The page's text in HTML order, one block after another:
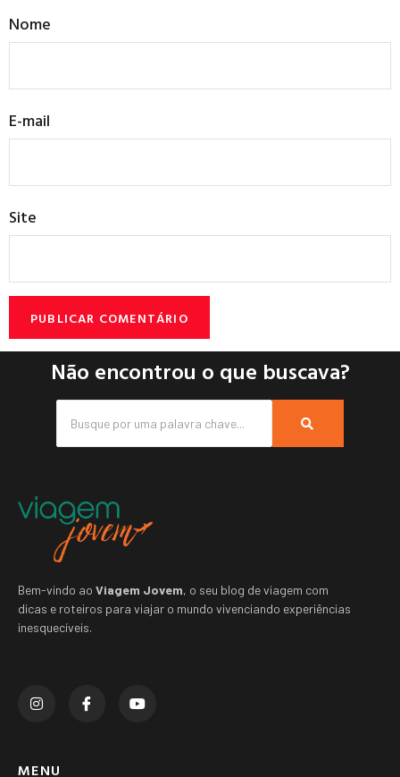
Nome
E-mail
Site
Não encontrou o que buscava?
Bem-vindo ao Viagem Jovem, o seu blog de viagem com
dicas e roteiros para viajar o mundo vivenciando experiências
inesquecíveis.
MENU